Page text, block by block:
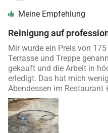
Meine Empfehlung
Reinigung auf
Mir wurde ein Preis von
Terrasse und Treppe
gekauft und die Arbeit in
erledigt. Das hat mich
Abendessen im Restaurant